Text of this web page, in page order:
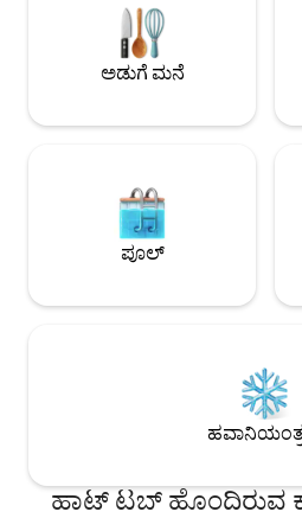
ಅಡುಗೆ ಮನೆ
ಪೂಲ್
ಹಾಟ್ ಟಬ್ ಹೊಂದಿರುವ